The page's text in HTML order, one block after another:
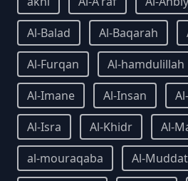
Al-Balad
Al-Baqarah
Al-Furqan
Al-hamdulillah
Al-Imane
Al-Insan
Al-Isra
Al-Khidr Al-
al-mouraqaba
Al-